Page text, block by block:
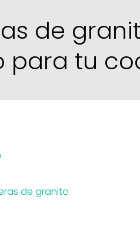
de
para tu
de granito